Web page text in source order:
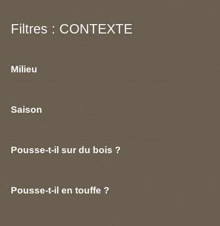
Filtres : CONTEXTE
Milieu
Saison
Pousse-t-il sur du bois ?
Pousse-t-il en touffe ?